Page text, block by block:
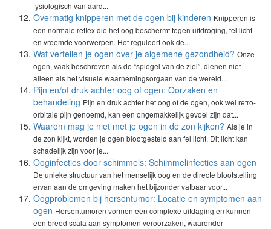
fysiologisch van aard...
Overmatig knipperen met de ogen bij kinderen Knipperen is
een normale reflex die het oog beschermt tegen uitdroging, fel licht
en vreemde voorwerpen. Het reguleert ook de...
Wat vertellen je ogen over je algemene gezondheid? Onze
ogen, vaak beschreven als de “spiegel van de ziel”, dienen niet
alleen als het visuele waarnemingsorgaan van de wereld...
Pijn en/of druk achter oog of ogen: Oorzaken en
behandeling Pijn en druk achter het oog of de ogen, ook wel retro-
orbitale pijn genoemd, kan een ongemakkelijk gevoel zijn dat...
Waarom mag je niet met je ogen in de zon kijken? Als je in
de zon kijkt, worden je ogen blootgesteld aan fel licht. Dit licht kan
schadelijk zijn voor je...
Ooginfecties door schimmels: Schimmelinfecties aan ogen
De unieke structuur van het menselijk oog en de directe blootstelling
ervan aan de omgeving maken het bijzonder vatbaar voor...
Oogproblemen bij hersentumor: Locatie en symptomen aan
ogen Hersentumoren vormen een complexe uitdaging en kunnen
een breed scala aan symptomen veroorzaken, waaronder